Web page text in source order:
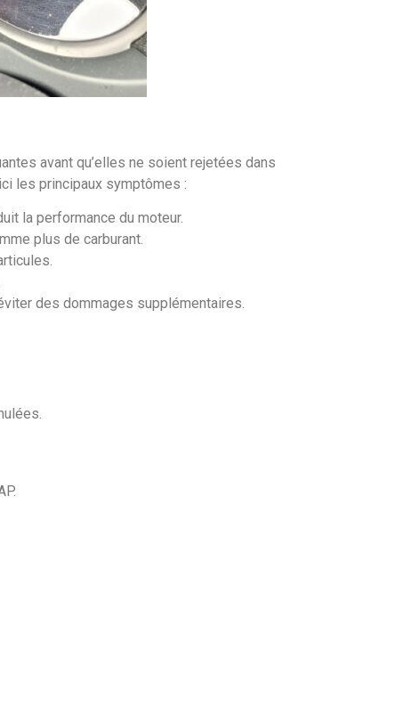
avant qu’elles ne soient rejetées dans
les principaux symptômes :
la performance du moteur.
plus de carburant.
des dommages supplémentaires.